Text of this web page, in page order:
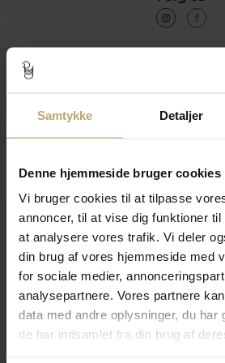
Samtykke Detaljer
Denne hjemmeside bruger cookies
Vi bruger cookies til at tilpasse
annoncer, til at vise dig funktioner
at analysere vores trafik. Vi deler
din brug af vores hjemmeside med
for sociale medier,
analysepartnere. Vores partnere
data med andre oplysninger, du har
de har indsamlet fra din brug af
Kontakt
Information
Praktiske Sider
Leveringsmuligheder
Betalingsmuligheder